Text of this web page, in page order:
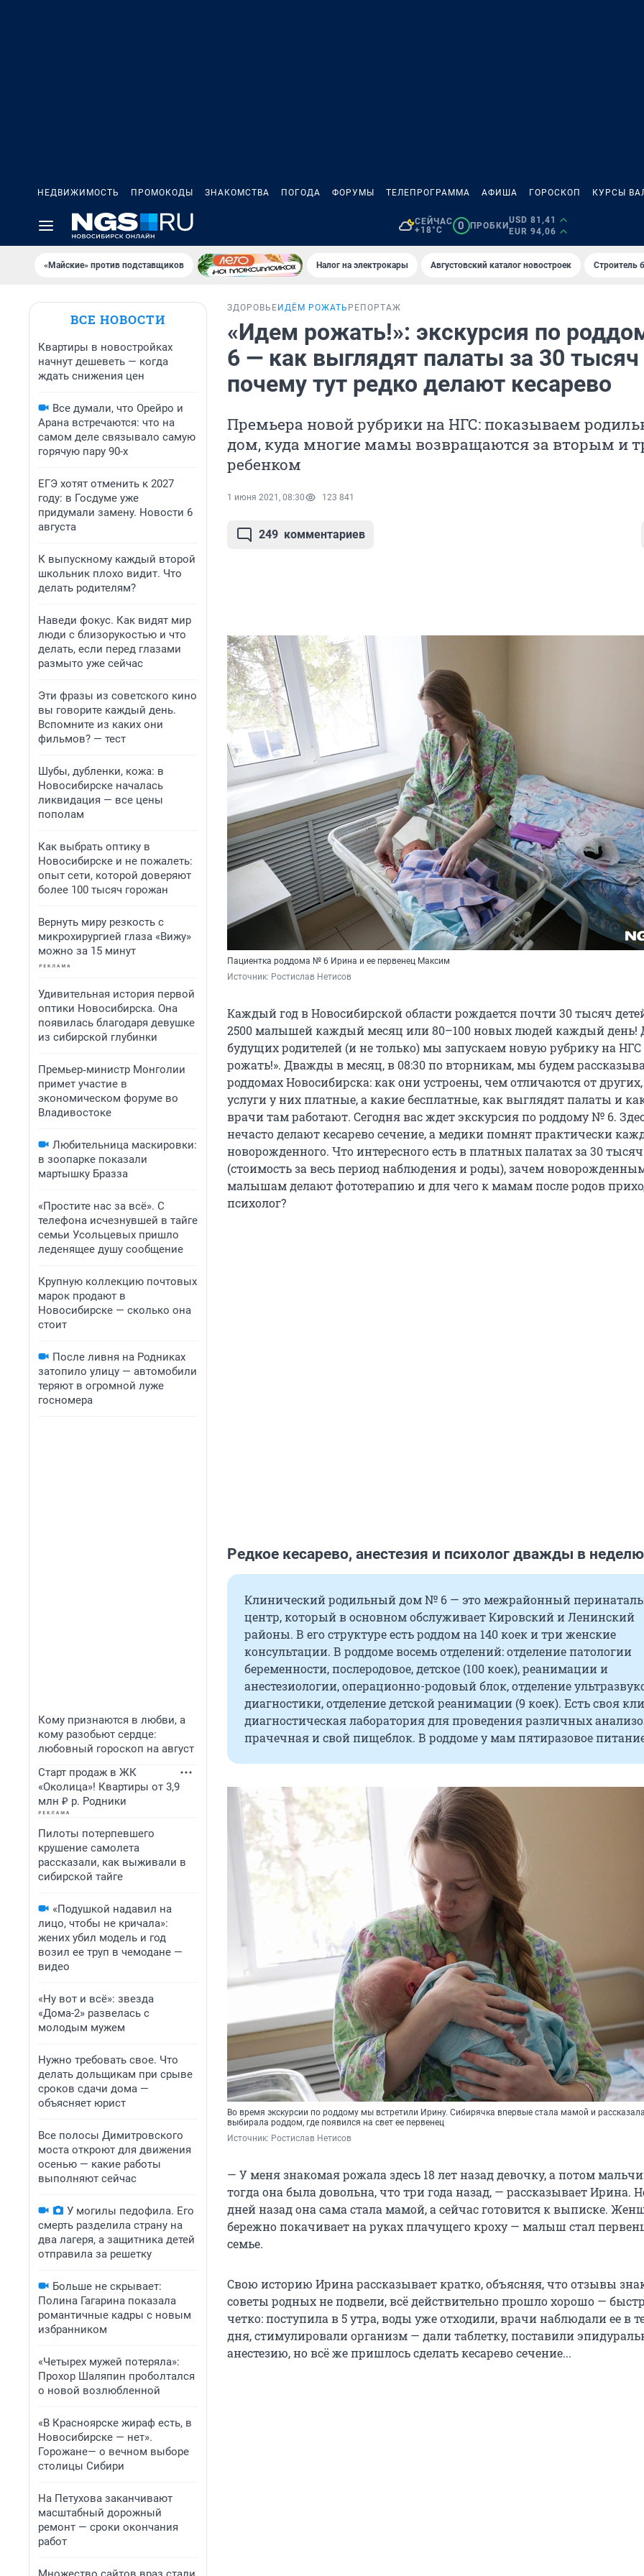
НЕДВИЖИМОСТЬ ПРОМОКОДЫ ЗНАКОМСТВА ПОГОДА ФОРУМЫ ТЕЛЕПРОГРАММА АФИША ГОРОСКОП КУРСЫ
СЕЙЧАС
+18°C
0 ПРОБКИ
USD 81,41
EUR 94,06
«Майские» против подставщиков Налог на электрокары Августовский каталог новостроек Строитель
ВСЕ НОВОСТИ
Квартиры в новостройках
начнут дешеветь — когда
ждать снижения цен
Все думали, что Орейро и
Арана встречаются: что на
самом деле связывало самую
горячую пару 90-х
ЕГЭ хотят отменить к 2027
году: в Госдуме уже
придумали замену. Новости 6
августа
К выпускному каждый второй
школьник плохо видит. Что
делать родителям?
Наведи фокус. Как видят мир
люди с близорукостью и что
делать, если перед глазами
размыто уже сейчас
Эти фразы из советского кино
вы говорите каждый день.
Вспомните из каких они
фильмов? — тест
Шубы, дубленки, кожа: в
Новосибирске началась
ликвидация — все цены
пополам
Как выбрать оптику в
Новосибирске и не пожалеть:
опыт сети, которой доверяют
более 100 тысяч горожан
Вернуть миру резкость с
микрохирургией глаза «Вижу»
можно за 15 минут
Удивительная история первой
оптики Новосибирска. Она
появилась благодаря девушке
из сибирской глубинки
Премьер‑министр Монголии
примет участие в
экономическом форуме во
Владивостоке
Любительница маскировки:
в зоопарке показали
мартышку Бразза
«Простите нас за всё». С
телефона исчезнувшей в тайге
семьи Усольцевых пришло
леденящее душу сообщение
Крупную коллекцию почтовых
марок продают в
Новосибирске — сколько она
стоит
После ливня на Родниках
затопило улицу — автомобили
теряют в огромной луже
госномера
Кому признаются в любви, а
кому разобьют сердце:
любовный гороскоп на август
Старт продаж в ЖК
«Околица»! Квартиры от 3,9
млн ₽ р. Родники
Пилоты потерпевшего
крушение самолета
рассказали, как выживали в
сибирской тайге
«Подушкой надавил на
лицо, чтобы не кричала»:
жених убил модель и год
возил ее труп в чемодане —
видео
«Ну вот и всё»: звезда
«Дома-2» развелась с
молодым мужем
Нужно требовать свое. Что
делать дольщикам при срыве
сроков сдачи дома —
объясняет юрист
Все полосы Димитровского
моста откроют для движения
осенью — какие работы
выполняют сейчас
У могилы педофила. Его
смерть разделила страну на
два лагеря, а защитника детей
отправила за решетку
Больше не скрывает:
Полина Гагарина показала
романтичные кадры с новым
избранником
«Четырех мужей потеряла»:
Прохор Шаляпин проболтался
о новой возлюбленной
«В Красноярске жираф есть, в
Новосибирске — нет».
Горожане— о вечном выборе
столицы Сибири
На Петухова заканчивают
масштабный дорожный
ремонт — сроки окончания
работ
ЗДОРОВЬЕ ИДЁМ РОЖАТЬ РЕПОРТАЖ
«Идем рожать!»: экскурсия по
6 — как выглядят палаты за 30 тысяч
почему тут редко делают кесарево
Премьера новой рубрики на НГС: показываем
дом, куда многие мамы возвращаются за вторым и
ребенком
1 июня 2021, 08:30 123 841
249 комментариев
Пациентка роддома № 6 Ирина и ее первенец Максим
Источник: Ростислав Нетисов
Каждый год в Новосибирской области рождается почти 30 тысяч
2500 малышей каждый месяц или 80–100 новых людей каждый день!
будущих родителей (и не только) мы запускаем новую рубрику на
рожать!». Дважды в месяц, в 08:30 по вторникам, мы будем
роддомах Новосибирска: как они устроены, чем отличаются от
услуги у них платные, а какие бесплатные, как выглядят палаты и
врачи там работают. Сегодня вас ждет экскурсия по роддому № 6.
нечасто делают кесарево сечение, а медики помнят практически
новорожденного. Что интересного есть в платных палатах за 30
(стоимость за весь период наблюдения и роды), зачем
малышам делают фототерапию и для чего к мамам после родов
психолог?
Редкое кесарево, анестезия и психолог дважды в неделю
Клинический родильный дом № 6 — это межрайонный
центр, который в основном обслуживает Кировский и Ленинский
районы. В его структуре есть роддом на 140 коек и три женские
консультации. В роддоме восемь отделений: отделение патологии
беременности, послеродовое, детское (100 коек), реанимации и
анестезиологии, операционно-родовый блок, отделение
диагностики, отделение детской реанимации (9 коек). Есть своя
диагностическая лаборатория для проведения различных
прачечная и свой пищеблок. В роддоме у мам пятиразовое
Во время экскурсии по роддому мы встретили Ирину. Сибирячка впервые стала мамой и
выбирала роддом, где появился на свет ее первенец
Источник: Ростислав Нетисов
— У меня знакомая рожала здесь 18 лет назад девочку, а потом
тогда она была довольна, что три года назад, — рассказывает Ирина.
дней назад она сама стала мамой, а сейчас готовится к выписке.
бережно покачивает на руках плачущего кроху — малыш стал
семье.
Свою историю Ирина рассказывает кратко, объясняя, что отзывы
советы родных не подвели, всё действительно прошло хорошо —
четко: поступила в 5 утра, воды уже отходили, врачи наблюдали ее в
дня, стимулировали организм — дали таблетку, поставили
анестезию, но всё же пришлось сделать кесарево сечение...